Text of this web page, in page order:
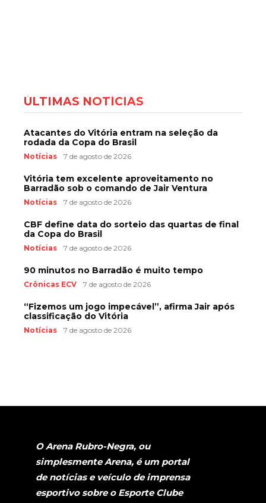
ÚLTIMAS NOTÍCIAS
Atacantes do Vitória entram na seleção da
rodada da Copa do Brasil
Notícias 7 de agosto de 2026
Vitória tem excelente aproveitamento no
Barradão sob o comando de Jair Ventura
Notícias 7 de agosto de 2026
CBF define data do sorteio das quartas de final
da Copa do Brasil
Notícias 7 de agosto de 2026
90 minutos no Barradão é muito tempo
Crônicas ECV 7 de agosto de 2026
“Fizemos um jogo impecável”, afirma Jair após
classificação do Vitória
Notícias 7 de agosto de 2026
O Arena Rubro-Negra, ou
simplesmente Arena, é um portal
de notícias e veículo de imprensa
esportivo sobre o Esporte Clube